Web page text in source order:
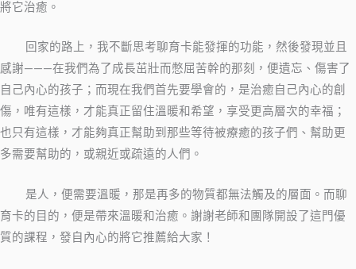
將它治癒。
回家的路上，我不斷思考聊育卡能發揮的功能，然後發現並且
感謝———在我們為了成長茁壯而憋屈苦幹的那刻，便遺忘、傷害了
自己內心的孩子；而現在我們首先要學會的，是治癒自己內心的創
傷，唯有這樣，才能真正留住溫暖和希望，享受更高層次的幸福；
也只有這樣，才能夠真正幫助到那些等待被療癒的孩子們、幫助更
多需要幫助的，或親近或疏遠的人們。
是人，便需要溫暖，那是再多的物質都無法觸及的層面。而聊
育卡的目的，便是帶來溫暖和治癒。謝謝老師和團隊開設了這門優
質的課程，發自內心的將它推薦給大家！